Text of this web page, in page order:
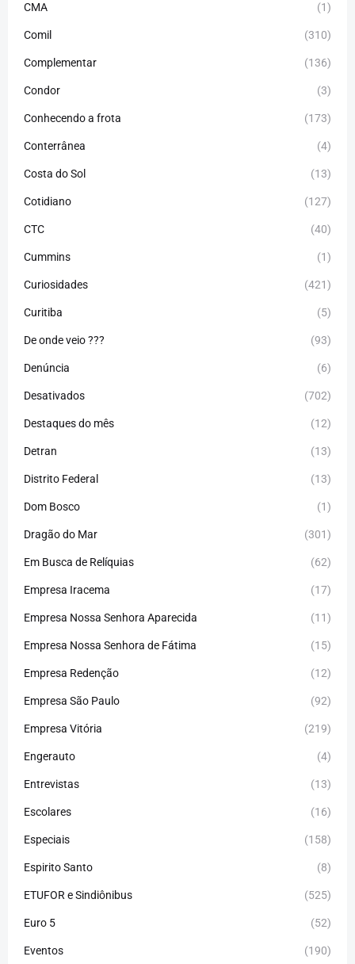
CMA (1)
Comil (310)
Complementar (136)
Condor (3)
Conhecendo a frota (173)
Conterrânea (4)
Costa do Sol (13)
Cotidiano (127)
CTC (40)
Cummins (1)
Curiosidades (421)
Curitiba (5)
De onde veio ??? (93)
Denúncia (6)
Desativados (702)
Destaques do mês (12)
Detran (13)
Distrito Federal (13)
Dom Bosco (1)
Dragão do Mar (301)
Em Busca de Relíquias (62)
Empresa Iracema (17)
Empresa Nossa Senhora Aparecida (11)
Empresa Nossa Senhora de Fátima (15)
Empresa Redenção (12)
Empresa São Paulo (92)
Empresa Vitória (219)
Engerauto (4)
Entrevistas (13)
Escolares (16)
Especiais (158)
Espirito Santo (8)
ETUFOR e Sindiônibus (525)
Euro 5 (52)
Eventos (190)